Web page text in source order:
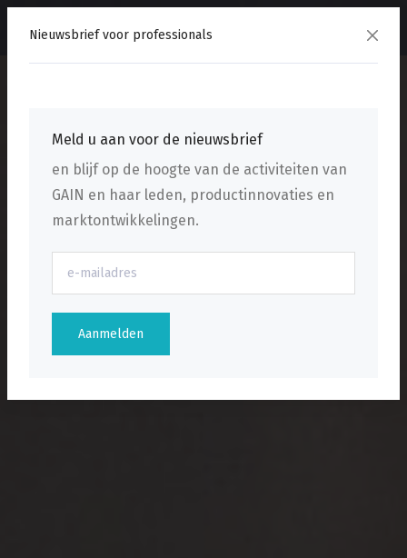
Nieuwsbrief voor professionals
Meld u aan voor de nieuwsbrief
en blijf op de hoogte van de activiteiten van
GAIN en haar leden, productinnovaties en
marktontwikkelingen.